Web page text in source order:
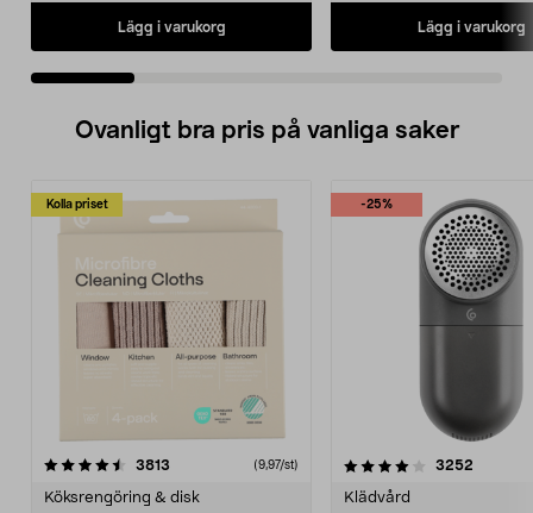
Lägg i varukorg Lägg i varukorg
Ovanligt bra pris på vanliga saker
Kolla priset
3813 (9,97/st)
Köksrengöring & disk
-25%
4.0av 5 stjärnor 3252
Klädvård
4.5av 5 stjärnor